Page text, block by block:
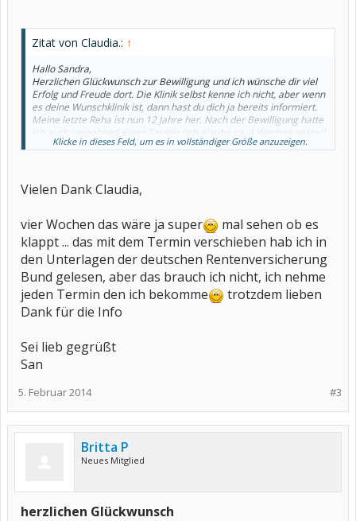
Zitat von Claudia.: ↑
Hallo Sandra,
Herzlichen Glückwunsch zur Bewilligung und ich wünsche dir viel
Erfolg und Freude dort. Die Klinik selbst kenne ich nicht, aber wenn
es deine Wunschklinik ist, dann hast du dich ja bereits informiert.
Meine letzte Reha ist nun 12 Jahre her. Nach der Bewilligung hatte
ich auch umgehend einen Termin (ich glaube ca. 4 Wochen später)
an dem ich die Reha antreten konnte. Ich weiß nicht, ob das jetzt
vorgeschlagene nicht passt.
schon
. LG Claudia
Klicke in dieses Feld, um es in vollständiger Größe anzuzeigen.
Vielen Dank Claudia,
vier Wochen das wäre ja super
mal sehen ob es
klappt ... das mit dem Termin verschieben hab ich in
den Unterlagen der deutschen Rentenversicherung
Bund gelesen, aber das brauch ich nicht, ich nehme
jeden Termin den ich bekomme
trotzdem lieben
Dank für die Info
Sei lieb gegrüßt
San
#3
5. Februar 2014
Britta P
Neues Mitglied
herzlichen Glückwunsch